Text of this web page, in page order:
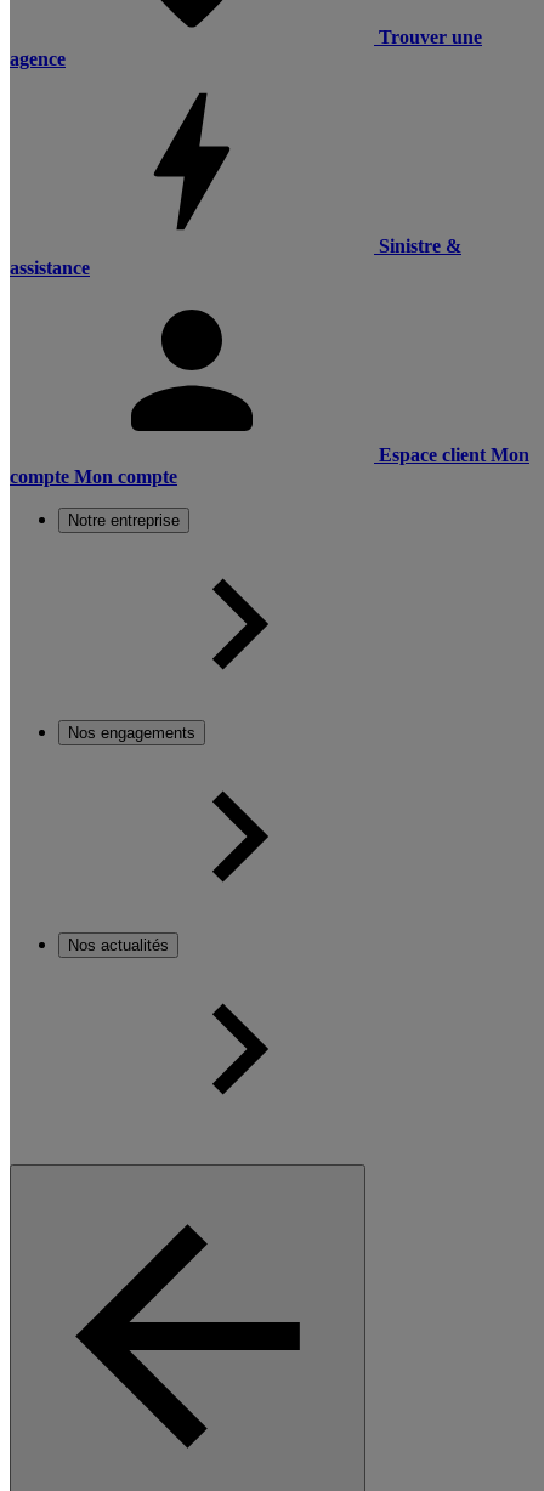
Trouver une
agence
Sinistre &
assistance
Espace client Mon
compte Mon compte
Notre entreprise
Nos engagements
Nos actualités